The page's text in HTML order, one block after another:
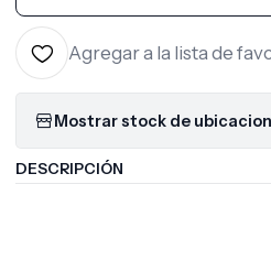
Agregar a la lista de
Mostrar stock de
DESCRIPCIÓN